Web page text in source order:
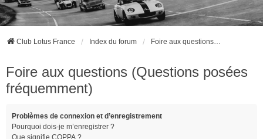
Club Lotus France Index du forum Foire aux questions (Questions posées fréquemment)
Foire aux questions (Questions posées
fréquemment)
Problèmes de connexion et d’enregistrement
Pourquoi dois-je m’enregistrer ?
Que signifie COPPA ?